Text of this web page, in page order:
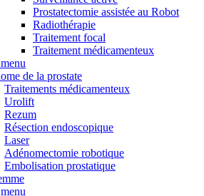
Prostatectomie assistée au Robot
Radiothérapie
Traitement focal
Traitement médicamenteux
de la prostate
Traitements médicamenteux
Urolift
Rezum
Résection endoscopique
Laser
Adénomectomie robotique
Embolisation prostatique